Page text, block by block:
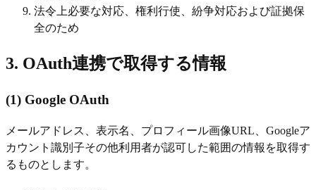
法令上必要な対応、権利行使、紛争対応および証拠保
全のため
3. OAuth連携で取得する情報
(1) Google OAuth
メールアドレス、表示名、プロフィール画像URL、Googleア
カウント識別子その他利用者が認可した範囲の情報を取得す
るものとします。